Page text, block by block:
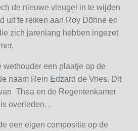
de nieuwe vleugel in te wijden
uit te reiken aan Roy Döhne en
zich jarenlang hebben ingezet
wethouder een plaatje op de
naam Rein Edzard de Vries. Dit
Thea en de Regentenkamer
overleden. .
een eigen compositie op de